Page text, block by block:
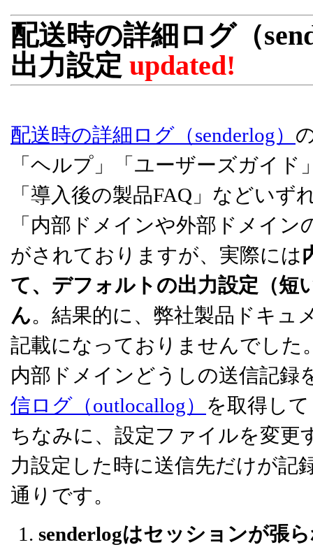
配送時の詳細ログ（
出力設定 updated!
配送時の詳細ログ（senderlog）
「ヘルプ」「ユーザーズガイ
「導入後の製品FAQ」などいず
「内部ドメインや外部ドメイ
がされておりますが、実際には
て、デフォルトの出力設定（短
ん。結果的に、弊社製品ドキュ
記載になっておりませんでした
内部ドメインどうしの送信記録
信ログ（outlocallog） を取得し
ちなみに、設定ファイルを変更
力設定した時に送信先だけが記
通りです。
senderlogはセッションが張